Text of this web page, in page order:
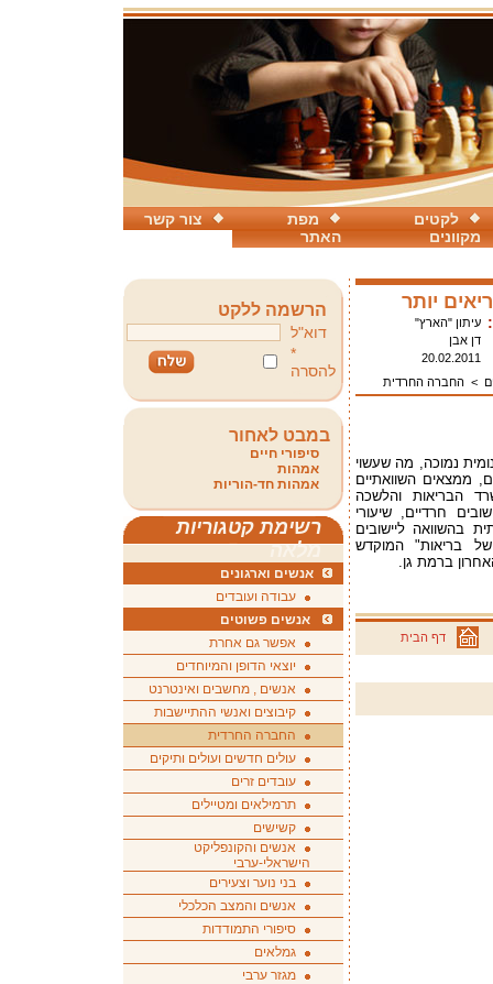
צור קשר
מפת
האתר
לקטים
מקוונים
יותר
עיתון "הארץ"
דן אבן
20.02.2011
>החברה החרדית
נמוכה, מה שעשוי
ממצאים השוואתיים
הבריאות והלשכה
חרדיים, שיעורי
בהשוואה ליישובים
של בריאות" המוקדש
ברמת גן.
דף הבית
הרשמה ללקט
דוא"ל
*
להסרה
במבט לאחור
סיפורי חיים
אמהות
אמהות חד-הוריות
רשימת קטגוריות
מלאה
אנשים וארגונים
עבודה ועובדים
אנשים פשוטים
אפשר גם אחרת
יוצאי הדופן והמיוחדים
אנשים , מחשבים ואינטרנט
קיבוצים ואנשי ההתיישבות
החברה החרדית
עולים חדשים ועולים ותיקים
עובדים זרים
תרמילאים ומטיילים
קשישים
אנשים והקונפליקט
הישראלי-ערבי
בני נוער וצעירים
אנשים והמצב הכלכלי
סיפורי התמודדות
גמלאים
מגזר ערבי